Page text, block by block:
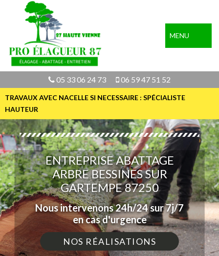
MENU
05 33 06 24 73 06 59 47 51 52
TRAVAUX AVEC NACELLE SI NECESSAIRE : SPÉCIALISTE
HAUTEUR
ENTREPRISE ABATTAGE
ARBRE BESSINES SUR
GARTEMPE 87250
Nous intervenons 24h/24 sur 7j/7
en cas d'urgence
NOS RÉALISATIONS